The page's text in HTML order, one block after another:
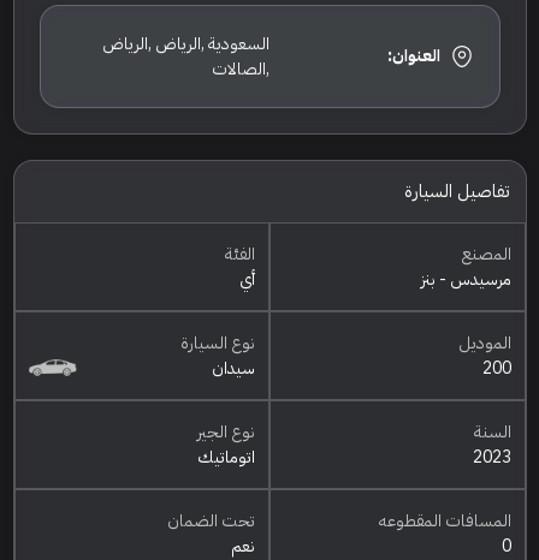
العنوان:
السعودية ,الرياض ,الرياض
,الصالات
تفاصيل السيارة
المصنع
مرسيدس - بنز
الفئة
أي
الموديل
200
نوع السيارة
سيدان
السنة
2023
نوع الجير
اتوماتيك
المسافات المقطوعه
0
تحت الضمان
نعم